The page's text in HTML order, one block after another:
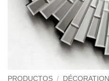
PRODUCTOS / DÉCORATION